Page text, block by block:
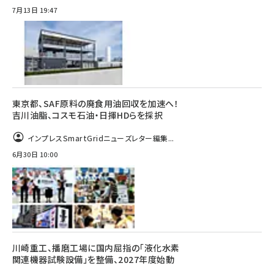
7月13日 19:47
東京都、SAF原料の廃食用油回収を加速へ！
吉川油脂、コスモ石油・日揮HDらを採択
インプレスSmartGridニューズレター編集...
6月30日 10:00
川崎重工、播磨工場に国内屈指の「液化水素
関連機器試験設備」を整備、2027年度始動